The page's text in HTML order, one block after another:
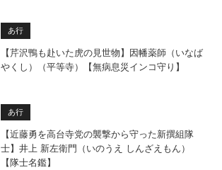
あ行
【芹沢鴨も赴いた虎の見世物】因幡薬師（いなば
やくし）（平等寺）【無病息災インコ守り】
あ行
【近藤勇を高台寺党の襲撃から守った新撰組隊
士】井上 新左衛門（いのうえ しんざえもん）
【隊士名鑑】